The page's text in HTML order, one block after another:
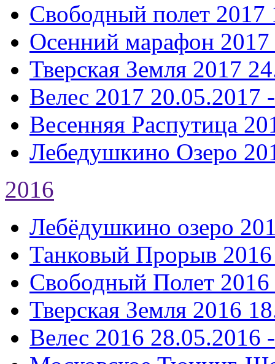
Свободный полет 2017
Осенний марафон 2017
Тверская Земля 2017
Велес 2017 20.05.2017
Весенняя Распутица
Лебедушкино Озеро
2016
Лебёдушкино озеро
Танковый Прорыв 2016
Свободный Полет 2016
Тверская Земля 2016
Велес 2016 28.05.2016